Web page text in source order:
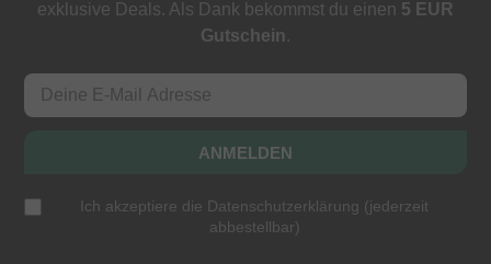
exklusive Deals. Als Dank bekommst du einen 5 EUR
Gutschein.
ANMELDEN
Ich akzeptiere die Datenschutzerklärung (jederzeit
abbestellbar)